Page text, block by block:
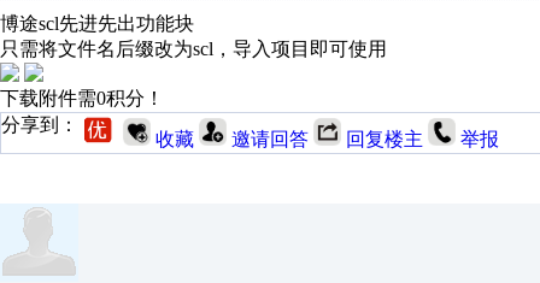
博途scl先进先出功能块
只需将文件名后缀改为scl，导入项目即可使用
下载附件需0积分！
分享到：
收藏 邀请回答 回复楼主 举报